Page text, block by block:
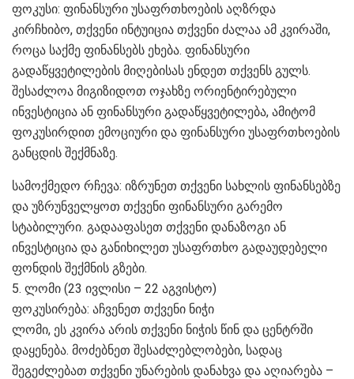
ფოკუსი: ფინანსური უსაფრთხოების აღზრდა
კირჩხიბო, თქვენი ინტუიცია თქვენი ძალაა ამ კვირაში,
როცა საქმე ფინანსებს ეხება. ფინანსური
გადაწყვეტილების მიღებისას ენდეთ თქვენს გულს.
შესაძლოა მიგიზიდოთ ოჯახზე ორიენტირებული
ინვესტიცია ან ფინანსური გადაწყვეტილება, ამიტომ
ფოკუსირდით ემოციური და ფინანსური უსაფრთხოების
განცდის შექმნაზე.
სამოქმედო რჩევა: იზრუნეთ თქვენი სახლის ფინანსებზე
და უზრუნველყოთ თქვენი ფინანსური გარემო
სტაბილური. გადააფასეთ თქვენი დანაზოგი ან
ინვესტიცია და განიხილეთ უსაფრთხო გადაუდებელი
ფონდის შექმნის გზები.
5. ლომი (23 ივლისი – 22 აგვისტო)
ფოკუსირება: აჩვენეთ თქვენი ნიჭი
ლომი, ეს კვირა არის თქვენი ნიჭის წინ და ცენტრში
დაყენება. მოძებნეთ შესაძლებლობები, სადაც
შეგეძლებათ თქვენი უნარების დანახვა და აღიარება –